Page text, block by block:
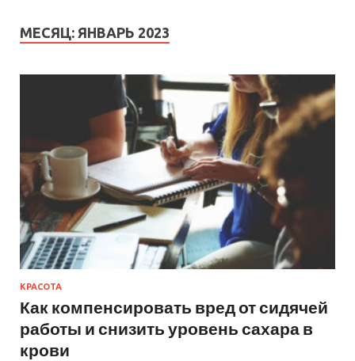
МЕСЯЦ: ЯНВАРЬ 2023
КРАСОТА
Как компенсировать вред от сидячей
работы и снизить уровень сахара в
крови